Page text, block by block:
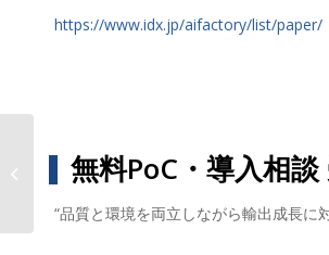
https://www.idx.jp/aifactory/list/paper/
無料PoC・導入相談
“品質と環境を両立しながら輸出成長に
AIデータ社、“刃物づくりの技と品質
を、AIで未来へつなぐ。”「AI...